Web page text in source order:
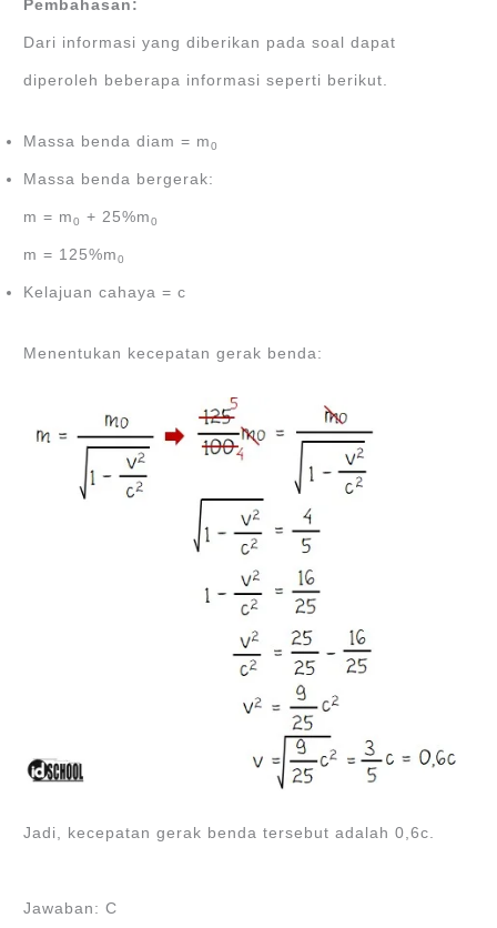
Pembahasan:
Dari informasi yang diberikan pada soal dapat
diperoleh beberapa informasi seperti berikut.
Massa benda diam = m0
Massa benda bergerak:
m = m0 + 25%m0
m = 125%m0
Kelajuan cahaya = c
Menentukan kecepatan gerak benda:
Jadi, kecepatan gerak benda tersebut adalah 0,6c.
Jawaban: C